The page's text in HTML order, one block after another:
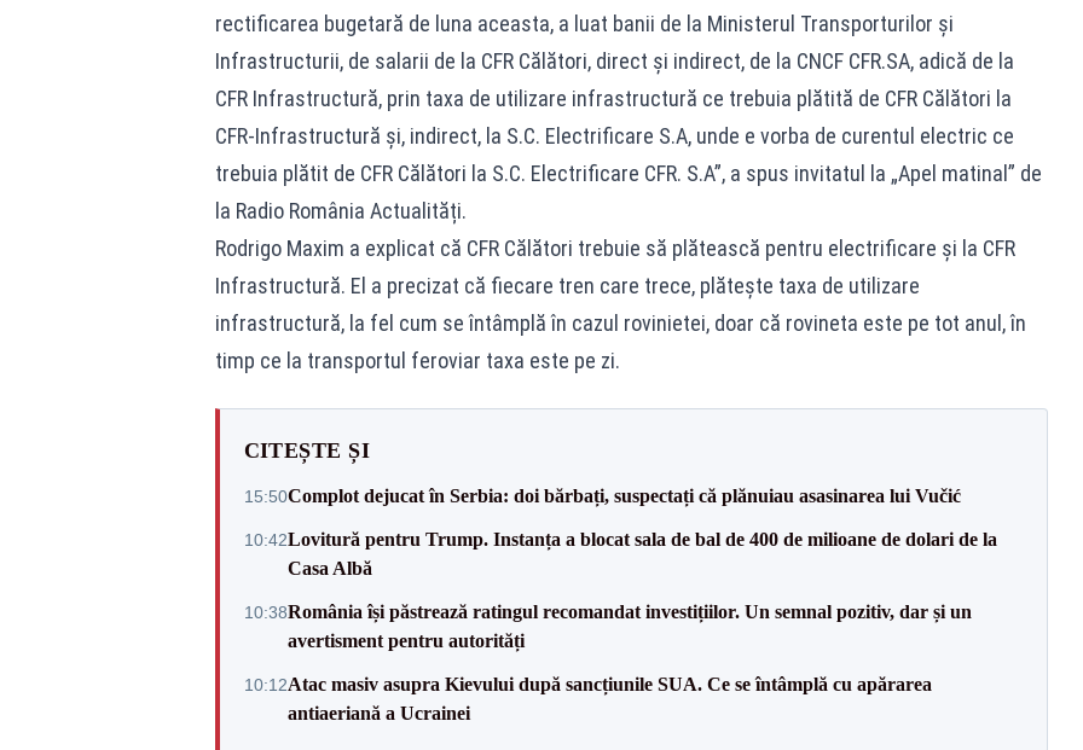
rectificarea bugetară de luna aceasta, a luat banii de la Ministerul Transporturilor şi
Infrastructurii, de salarii de la CFR Călători, direct şi indirect, de la CNCF CFR.SA, adică de la
CFR Infrastructură, prin taxa de utilizare infrastructură ce trebuia plătită de CFR Călători la
CFR-Infrastructură şi, indirect, la S.C. Electrificare S.A, unde e vorba de curentul electric ce
trebuia plătit de CFR Călători la S.C. Electrificare CFR. S.A”, a spus invitatul la „Apel matinal” de
la Radio România Actualități.
Rodrigo Maxim a explicat că CFR Călători trebuie să plătească pentru electrificare și la CFR
Infrastructură. El a precizat că fiecare tren care trece, plăteşte taxa de utilizare
infrastructură, la fel cum se întâmplă în cazul rovinietei, doar că rovineta este pe tot anul, în
timp ce la transportul feroviar taxa este pe zi.
CITEȘTE ȘI
15:50Complot dejucat în Serbia: doi bărbați, suspectați că plănuiau asasinarea lui Vučić
10:42Lovitură pentru Trump. Instanța a blocat sala de bal de 400 de milioane de dolari de la
Casa Albă
10:38România își păstrează ratingul recomandat investițiilor. Un semnal pozitiv, dar și un
avertisment pentru autorități
10:12Atac masiv asupra Kievului după sancțiunile SUA. Ce se întâmplă cu apărarea
antiaeriană a Ucrainei